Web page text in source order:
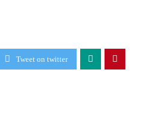
Tweet on twitter